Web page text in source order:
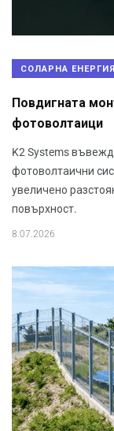
СОЛАРНА ЕНЕРГИЯ
Повдигната
фотоволтаици
K2 Systems
фотоволтаични
увеличено
повърхност.
8.07.2026